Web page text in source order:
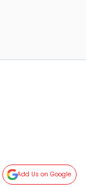
Add Us on Google